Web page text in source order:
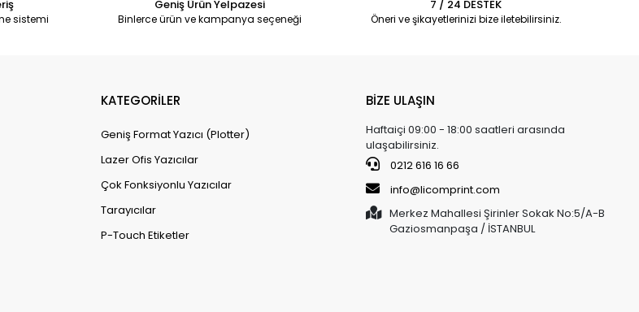
sistemi
Geniş Ürün Yelpazesi
Binlerce ürün ve kampanya seçeneği
7 / 24 DESTEK
Öneri ve şikayetlerinizi bize iletebilirsiniz.
KATEGORİLER
Geniş Format Yazıcı (Plotter)
Lazer Ofis Yazıcılar
Çok Fonksiyonlu Yazıcılar
Tarayıcılar
P-Touch Etiketler
BİZE ULAŞIN
Haftaiçi 09:00 - 18:00 saatleri arasında
ulaşabilirsiniz.
0212 616 16 66
info@licomprint.com
Merkez Mahallesi Şirinler Sokak No:5/A-B
Gaziosmanpaşa / İSTANBUL